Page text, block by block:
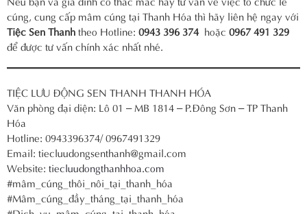
cúng, cung cấp mâm cúng tại Thanh Hóa thì hãy liên hệ ngay với
Tiệc Sen Thanhtheo Hotline: 0943 396 374 hoặc 0967 491 329
để được tư vấn chính xác nhất nhé.
TIỆC LƯU ĐỘNG SEN THANH THANH HÓA
Văn phòng đại diện: Lô 01 – MB 1814 – P.Đông Sơn – TP Thanh
Hóa
Hotline: 0943396374/ 0967491329
Email: tiecluudongsenthanh@gmail.com
Website: tiecluudongthanhhoa.com
#mâm_cúng_thôi_nôi_tại_thanh_hóa
#Mâm_cúng_đầy_tháng_tại_thanh_hóa